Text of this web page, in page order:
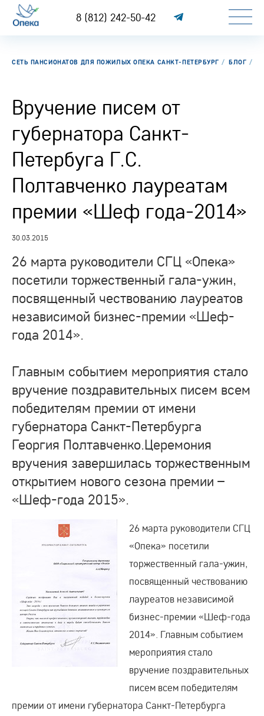
8 (812) 242-50-42
СЕТЬ ПАНСИОНАТОВ ДЛЯ ПОЖИЛЫХ ОПЕКА САНКТ-ПЕТЕРБУРГ БЛОГ
Вручение писем от
губернатора Санкт-
Петербуга Г.С.
Полтавченко лауреатам
премии «Шеф года-2014»
30.03.2015
26 марта руководители СГЦ «Опека»
посетили торжественный гала-ужин,
посвященный чествованию лауреатов
независимой бизнес-премии «Шеф-
года 2014».
Главным событием мероприятия стало
вручение поздравительных писем всем
победителям премии от имени
губернатора Санкт-Петербурга
Георгия Полтавченко.Церемония
вручения завершилась торжественным
открытием нового сезона премии –
«Шеф-года 2015».
26 марта руководители СГЦ
«Опека» посетили
торжественный гала-ужин,
посвященный чествованию
лауреатов независимой
бизнес-премии «Шеф-года
2014». Главным событием
мероприятия стало
вручение поздравительных
писем всем победителям
премии от имени губернатора Санкт-Петербурга